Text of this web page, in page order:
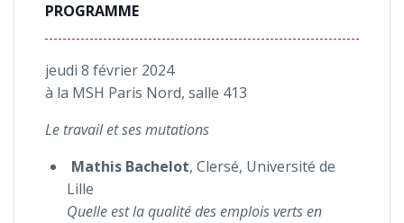
PROGRAMME
jeudi 8 février 2024
à la MSH Paris Nord, salle 413
Le travail et ses mutations
Mathis Bachelot, Clersé, Université de
Lille
Quelle est la qualité des emplois verts en